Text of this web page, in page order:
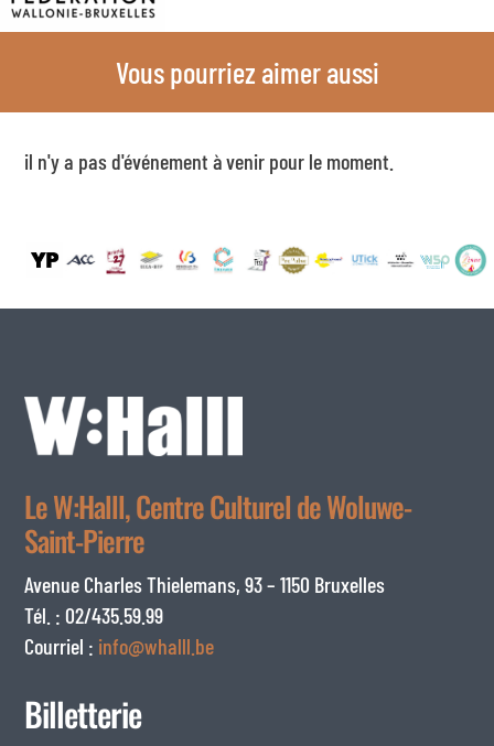
Vous pourriez aimer aussi
il n'y a pas d'événement à venir pour le moment.
Le W:Halll, Centre Culturel de Woluwe-
Saint-Pierre
Avenue Charles Thielemans, 93 – 1150 Bruxelles
Tél. : 02/435.59.99
Courriel : info@whalll.be
Billetterie